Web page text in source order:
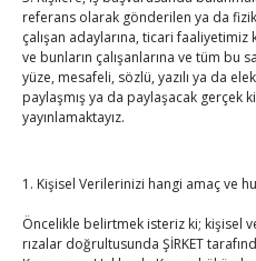
referans olarak gönderilen ya da
çalışan adaylarına, ticari faaliyetimiz
ve bunların çalışanlarına ve tüm bu
yüze, mesafeli, sözlü, yazılı ya da
paylaşmış ya da paylaşacak gerçek
yayınlamaktayız.
1. Kişisel Verilerinizi hangi amaç ve
Öncelikle belirtmek isteriz ki; kişisel
rızalar doğrultusunda ŞİRKET
Emiroğlu’nu kabul etti
ByTUTSOon Ağu 4, 2026
Hisarcıklıoğlu Muğla İl/İlçe
ile buluştu
Hisarcıklıoğlu Muğla Ticaret
ByTUTSOon Ağu 1, 2026